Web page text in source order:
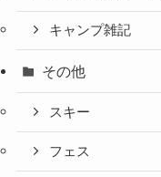
キャンプ雑記
その他
スキー
フェス